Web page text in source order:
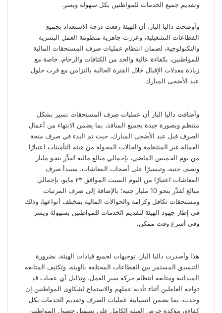
وتقديم جميع الخدمات للمواطنين بكل سهولة ويسر.
وأوضحت داليا الباز، أن الهيئة رفعت درجة الاستعداد بجميع
القطاعات التشغيلية، وعززت جاهزية منظومة العمل البشرية
والتكنولوجية، لضمان انتظام عمليات صرف المستحقات المالية
للمواطنين، بكفاءة عالية والحد من الكثافات والزحام، خاصة مع
زيادة معدلات الإقبال خلال الفترة الحالية بالتزامن مع قرب حلول
عيد الأضحى المبارك.
وأضافت داليا الباز أن عمليات صرف المستحقات تسير بشكل
منتظم وبصورة جيدة بجميع المنافذ، بما يضمن الانتهاء من أعمال
الصرف قبل عيد الأضحى المبارك، حيث تم البدء في صرف منحة
العمالة غير المنتظمة والحالات المحولة من هيئة التأمينات اعتبارًا
من يوم الخميس الماضي، بإجمالي مبالغ مالية تُقدَّر بنحو مليار
ونصف جنيه، وتيسيرًا على أصحاب المعاشات، سيبدأ صرف
المعاشات اعتبارًا من اليوم السبت الموافق ٢٣ مايو، بإجمالي
مبالغ تُقدَّر بنحو 10 مليار جنيه؛ بالإضافة إلى صرف المرتبات
ومستحقات تكافل وكرامة والحوالات المالية بمختلف أنواعها، وذلك
في إطار جهود الهيئة لتقديم الخدمات للمواطنين بسهولة ويسر
وفي أسرع وقت ممكن.
هذا وأصدرت داليا الباز، توجيهات لجميع قيادات الهيئة، بضرورة
التنسيق المستمر بين القطاعات المختلفة بالهيئة، وتكثيف المتابعة
الميدانية ومتابعة انتظام حركة سير العمل، وتذليل أي عقبات قد
تواجه العاملين أثناء تأدية عملهم والاستماع لشكاوى المواطنين إن
وجدت، بما يضمن انسيابية عمليات الصرف وتقديم الخدمات بكل
كفاءة، مؤكدة حرص الهيئة الكامل على تسهيل حصول المواطنين